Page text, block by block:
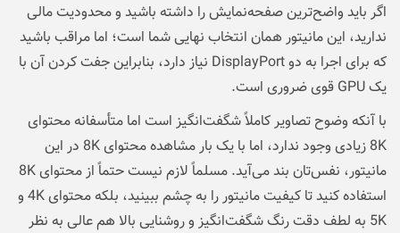
اگر باید واضح‌ترین صفحه‌نمایش را داشته باشید و محدودیت مالی
ندارید، این مانیتور همان انتخاب نهایی شما است؛ اما مراقب باشید
که برای اجرا به دو DisplayPort نیاز دارد، بنابراین جفت کردن آن با
یک GPU قوی ضروری است.
با آنکه وضوح تصاویر کاملاً شگفت‌انگیز است اما متأسفانه محتوای
8K زیادی وجود ندارد، اما با یک بار مشاهده محتوای 8K در این
مانیتور، نفس‌تان بند می‌آید. مسلماً لازم نیست حتماً از محتوای 8K
استفاده کنید تا کیفیت مانیتور را به چشم ببینید، بلکه محتوای 4K و
5K به لطف دقت رنگ شگفت‌انگیز و روشنایی بالا هم عالی به نظر